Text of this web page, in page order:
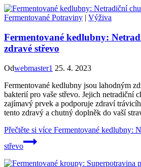
Fermentované Potraviny | Výživa
Fermentované kedlubny:
zdravé střevo
Odwebmaster1 25. 4. 2023
Fermentované kedlubny jsou lahodným
bakterií pro vaše střevo. Jejich netradiční
zajímavý prvek a podporuje zdraví
tento zdravý a chutný doplněk do vaší
Přečtěte si více Fermentované kedlubny:
střevo